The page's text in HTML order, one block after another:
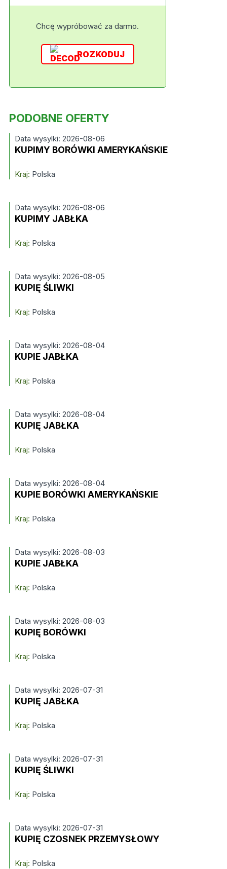
Chcę wypróbować za darmo.
ROZKODUJ
PODOBNE OFERTY
Data wysylki: 2026-08-06
KUPIMY BORÓWKI AMERYKAŃSKIE
Kraj: Polska
Data wysylki: 2026-08-06
KUPIMY JABŁKA
Kraj: Polska
Data wysylki: 2026-08-05
KUPIĘ ŚLIWKI
Kraj: Polska
Data wysylki: 2026-08-04
KUPIE JABŁKA
Kraj: Polska
Data wysylki: 2026-08-04
KUPIĘ JABŁKA
Kraj: Polska
Data wysylki: 2026-08-04
KUPIE BORÓWKI AMERYKAŃSKIE
Kraj: Polska
Data wysylki: 2026-08-03
KUPIE JABŁKA
Kraj: Polska
Data wysylki: 2026-08-03
KUPIĘ BORÓWKI
Kraj: Polska
Data wysylki: 2026-07-31
KUPIĘ JABŁKA
Kraj: Polska
Data wysylki: 2026-07-31
KUPIĘ ŚLIWKI
Kraj: Polska
Data wysylki: 2026-07-31
KUPIĘ CZOSNEK PRZEMYSŁOWY
Kraj: Polska